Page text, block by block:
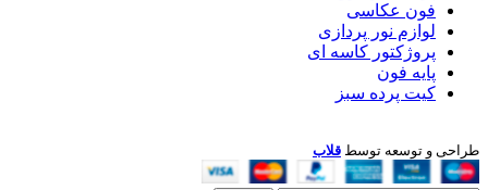
فون عکاسی
لوازم نور پردازی
پروژکتور کاسه ای
پایه فون
کیت پرده سبز
طراحی و توسعه توسط قلاب